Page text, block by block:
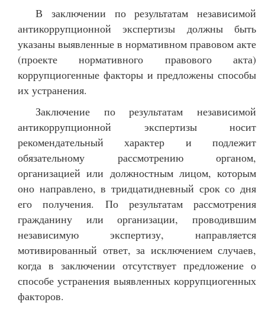
В заключении по результатам независимой
антикоррупционной экспертизы должны быть
указаны выявленные в нормативном правовом акте
(проекте нормативного правового акта)
коррупциогенные факторы и предложены способы
их устранения.
Заключение по результатам независимой
антикоррупционной экспертизы носит
рекомендательный характер и подлежит
обязательному рассмотрению органом,
организацией или должностным лицом, которым
оно направлено, в тридцатидневный срок со дня
его получения. По результатам рассмотрения
гражданину или организации, проводившим
независимую экспертизу, направляется
мотивированный ответ, за исключением случаев,
когда в заключении отсутствует предложение о
способе устранения выявленных коррупциогенных
факторов.